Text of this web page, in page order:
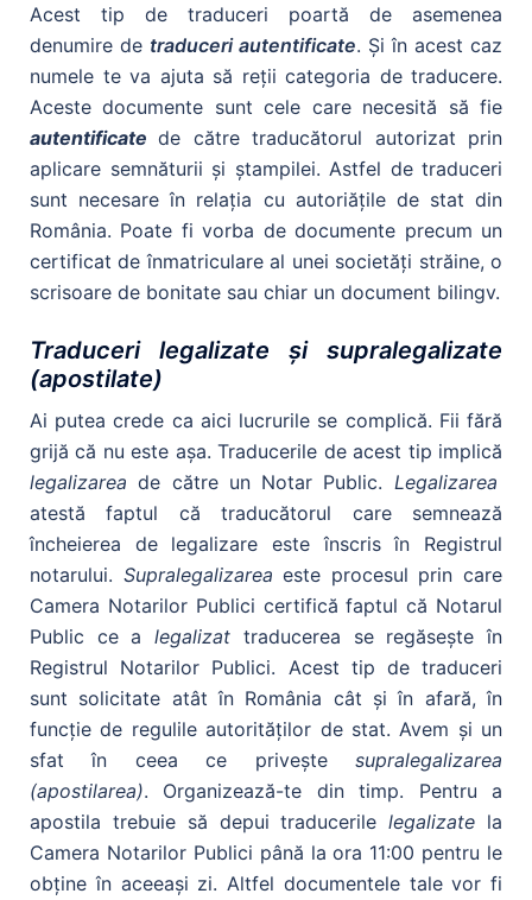
Acest tip de traduceri poartă de asemenea
denumire de traduceri autentificate. Şi în acest caz
numele te va ajuta să reţii categoria de traducere.
Aceste documente sunt cele care necesită să fie
autentificatede către traducătorul autorizat prin
aplicare semnăturii şi ştampilei. Astfel de traduceri
sunt necesare în relaţia cu autoriăţile de stat din
România. Poate fi vorba de documente precum un
certificat de înmatriculare al unei societăţi străine, o
scrisoare de bonitate sau chiar un document bilingv.
Traduceri legalizate şi supralegalizate
(apostilate)
Ai putea crede ca aici lucrurile se complică. Fii fără
grijă că nu este aşa. Traducerile de acest tip implică
legalizareade către un Notar Public. Legalizarea
atestă faptul că traducătorul care semnează
încheierea de legalizare este înscris în Registrul
notarului. Supralegalizareaeste procesul prin care
Camera Notarilor Publici certifică faptul că Notarul
Public ce alegalizat traducerea se regăseşte în
Registrul Notarilor Publici. Acest tip de traduceri
sunt solicitate atât în România cât şi în afară, în
funcţie de regulile autorităţilor de stat. Avem şi un
sfat în ceea ce priveşte supralegalizarea
(apostilarea). Organizează-te din timp. Pentru a
apostila trebuie să depui traducerilelegalizate la
Camera Notarilor Publici până la ora 11:00 pentru le
obţine în aceeaşi zi. Altfel documentele tale vor fi